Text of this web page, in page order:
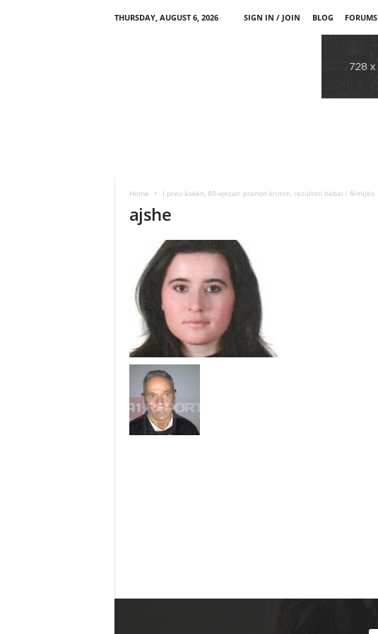
THURSDAY, AUGUST 6, 2026 SIGN IN / JOIN BLOG FORUMS
Home I preu kokën, 80-vjeçari pranon krimin, rezulton babai i fëmijës
ajshe